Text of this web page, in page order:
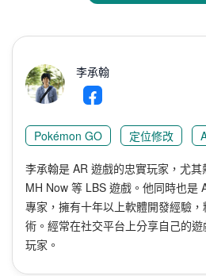
李承翰
Pokémon GO 定位修改
李承翰是 AR 遊戲的忠實玩家，尤
MH Now 等 LBS 遊戲。他同時也是
專家，擁有十年以上軟體開發經驗
術。經常在社交平台上分享自己的
玩家。